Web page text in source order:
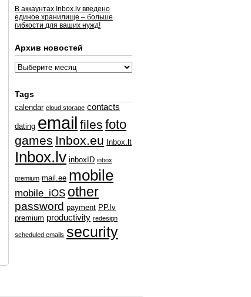
В аккаунтах Inbox.lv введено
единое хранилище – больше
гибкости для ваших нужд!
Архив новостей
Tags
calendar cloud storage contacts
dating email files foto
games Inbox.eu Inbox.lt
Inbox.lv inboxID inbox
premium mail.ee mobile
mobile_iOS other
password payment PP.lv
premium productivity redesign
scheduled emails security